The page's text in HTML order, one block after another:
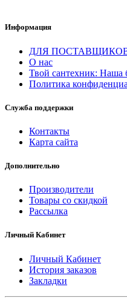
Информация
ДЛЯ
О нас
Твой сантехник: Наша
Политика
Служба поддержки
Контакты
Карта сайта
Дополнительно
Производители
Товары со скидкой
Рассылка
Личный Кабинет
Личный Кабинет
История заказов
Закладки